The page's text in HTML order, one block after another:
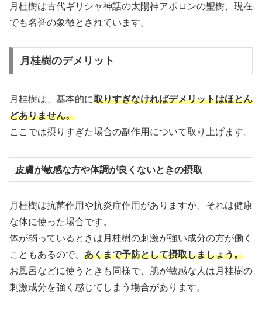
月桂樹は古代ギリシャ神話の太陽神アポロンの聖樹、現在
でも名誉の象徴とされています。
月桂樹のデメリット
月桂樹は、基本的に取りすぎなければデメリットはほとん
どありません。
ここでは摂りすぎた場合の副作用について取り上げます。
皮膚が敏感な方や体調が良くないときの摂取
月桂樹は抗菌作用や抗炎症作用がありますが、それは健康
な体に使った場合です。
体が弱っているときは月桂樹の刺激が強い成分の方が働く
こともあるので、 あくまで予防として摂取しましょう。
お風呂などに使うときも同様で、肌が敏感な人は月桂樹の
刺激成分を強く感じてしまう場合があります。